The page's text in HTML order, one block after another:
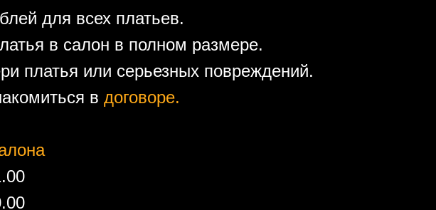
для всех платьев.
в салон в полном размере.
платья или серьезных повреждений.
в договоре.